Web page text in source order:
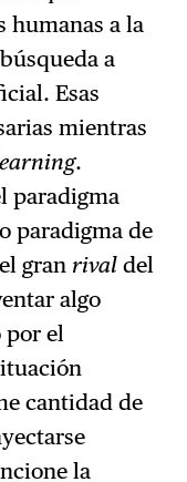
humanas a la
a
Esas
mientras
.
paradigma
paradigma de
gran rival del
algo
por el
cantidad de
la